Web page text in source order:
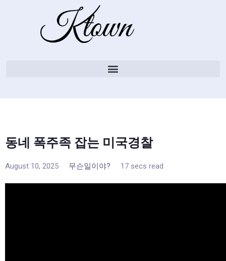
동네 폭주족 잡는 미국경찰
August 10, 2025 무슨일이야? 17 secs read